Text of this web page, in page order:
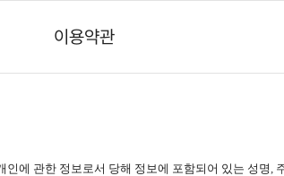
이용약관
인에 관한 정보로서 당해 정보에 포함되어 있는 성명,